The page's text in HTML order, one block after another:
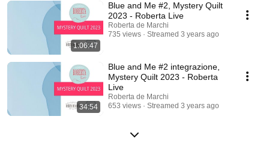
1:06:47
Blue and Me #2, Mystery Quilt
2023 - Roberta Live
Roberta de Marchi
735 views
Streamed 3 years ago
34:54
Blue and Me #2 integrazione,
Mystery Quilt 2023 - Roberta
Live
Roberta de Marchi
653 views
Streamed 3 years ago